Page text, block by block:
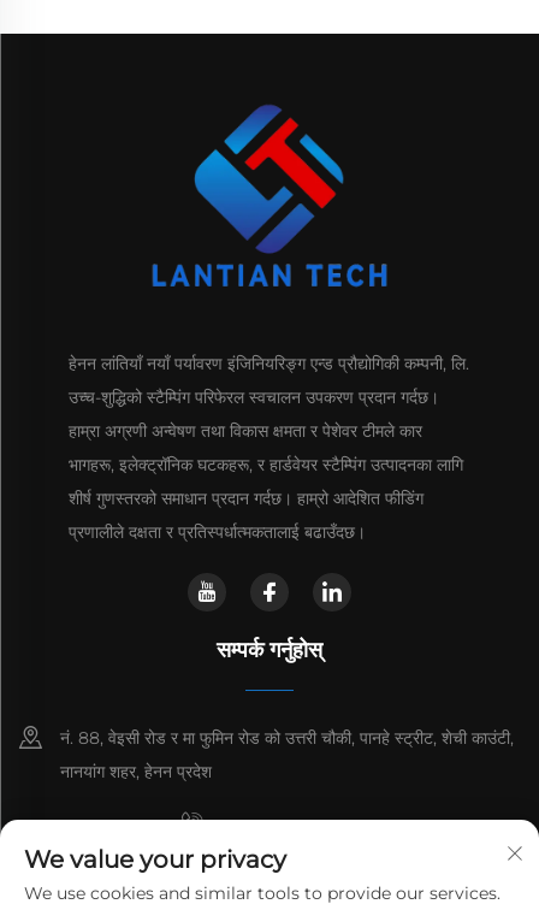
हेनन लांतियाँ नयाँ पर्यावरण इंजिनियरिङ्ग एन्ड प्रौद्योगिकी कम्पनी, लि.
उच्च-शुद्धिको स्टैम्पिंग परिफेरल स्वचालन उपकरण प्रदान गर्दछ।
हाम्रा अग्रणी अन्वेषण तथा विकास क्षमता र पेशेवर टीमले कार
भागहरू, इलेक्ट्रॉनिक घटकहरू, र हार्डवेयर स्टैम्पिंग उत्पादनका लागि
शीर्ष गुणस्तरको समाधान प्रदान गर्दछ। हाम्रो आदेशित फीडिंग
प्रणालीले दक्षता र प्रतिस्पर्धात्मकतालाई बढाउँदछ।
सम्पर्क गर्नुहोस्
नं. 88, वेइसी रोड र मा फुमिन रोड को उत्तरी चौकी, पानहे स्ट्रीट, शेची काउंटी,
नानयांग शहर, हेनन प्रदेश
+8615993153189
+86-13137795975
We value your privacy
We use cookies and similar tools to provide our services.